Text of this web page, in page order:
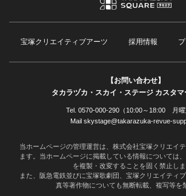
宝塚クリエイティブアーツ 採用情報
【お問い合わせ】
タカラヅカ・スカイ・ステージ カスタ
Tel. 0570-000-290（10:00～18:00 月曜
Mail skystage@takarazuka-revue-
当ホームページの管理運営は、株式会社宝塚クリエイ
ます。当ホームページに掲載している情報については
を複製・改変することを固く禁止しま
また、阪急電鉄並びに宝塚歌劇団、宝塚クリエイティ
真等著作物についても無断転載、複写等を